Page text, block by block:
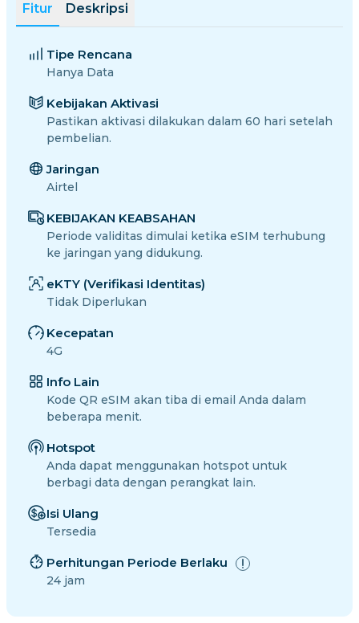
Fitur Deskripsi
Tipe Rencana
Hanya Data
Kebijakan Aktivasi
Pastikan aktivasi dilakukan dalam 60 hari setelah
pembelian.
Jaringan
Airtel
KEBIJAKAN KEABSAHAN
Periode validitas dimulai ketika eSIM terhubung
ke jaringan yang didukung.
eKTY (Verifikasi Identitas)
Tidak Diperlukan
Kecepatan
4G
Info Lain
Kode QR eSIM akan tiba di email Anda dalam
beberapa menit.
Hotspot
Anda dapat menggunakan hotspot untuk
berbagi data dengan perangkat lain.
Isi Ulang
Tersedia
Perhitungan Periode Berlaku
24 jam